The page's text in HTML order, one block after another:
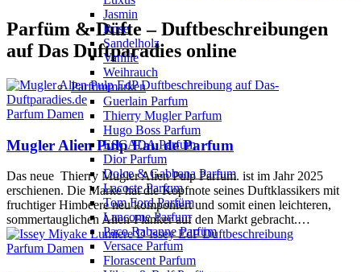
Jasmin
Rose
Sandelholz
Vanille
Weihrauch
Parfümmarken
Guerlain Parfum
Thierry Mugler Parfum
Hugo Boss Parfum
ESCADA Parfum
Dior Parfum
Dolce & Gabbana Parfum
Lacoste Parfum
Tom Ford Parfüm
Lancome Parfum
Paco Rabanne Parfüm
Versace Parfum
Florascent Parfum
Parfüm &Düfte – Duftbeschreibungen
auf Das Duftparadies online
Parfum Damen
Mugler Alien Pulp Eau de Parfum
Das neue Thierry Mugler Alien Pulp Parfum. ist im Jahr 2025
erschienen. Die Marke hat die Kopfnote seines Duftklassikers mit
fruchtiger Himbeere neu komponiert und somit einen leichteren,
sommertauglichen Alien-Flanker auf den Markt gebracht.…
Parfum Damen